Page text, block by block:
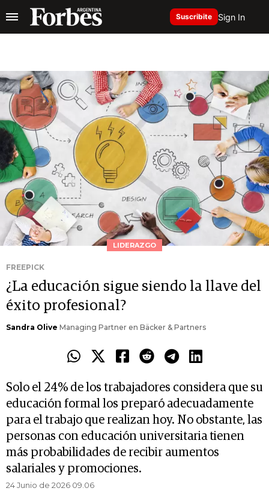
Suscribite Sign In
LIDERAZGO
FREEPICK
¿La educación sigue siendo la llave del
éxito profesional?
Sandra Olive Managing Partner en Bäcker & Partners
Solo el 24% de los trabajadores considera que su
educación formal los preparó adecuadamente
para el trabajo que realizan hoy. No obstante, las
personas con educación universitaria tienen
más probabilidades de recibir aumentos
salariales y promociones.
24 Junio de 2026 09.06